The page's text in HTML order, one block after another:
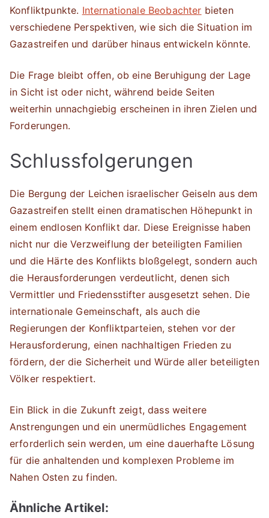
Konfliktpunkte. Internationale Beobachter bieten
verschiedene Perspektiven, wie sich die Situation im
Gazastreifen und darüber hinaus entwickeln könnte.
Die Frage bleibt offen, ob eine Beruhigung der Lage
in Sicht ist oder nicht, während beide Seiten
weiterhin unnachgiebig erscheinen in ihren Zielen und
Forderungen.
Schlussfolgerungen
Die Bergung der Leichen israelischer Geiseln aus dem
Gazastreifen stellt einen dramatischen Höhepunkt in
einem endlosen Konflikt dar. Diese Ereignisse haben
nicht nur die Verzweiflung der beteiligten Familien
und die Härte des Konflikts bloßgelegt, sondern auch
die Herausforderungen verdeutlicht, denen sich
Vermittler und Friedensstifter ausgesetzt sehen. Die
internationale Gemeinschaft, als auch die
Regierungen der Konfliktparteien, stehen vor der
Herausforderung, einen nachhaltigen Frieden zu
fördern, der die Sicherheit und Würde aller beteiligten
Völker respektiert.
Ein Blick in die Zukunft zeigt, dass weitere
Anstrengungen und ein unermüdliches Engagement
erforderlich sein werden, um eine dauerhafte Lösung
für die anhaltenden und komplexen Probleme im
Nahen Osten zu finden.
Ähnliche Artikel: